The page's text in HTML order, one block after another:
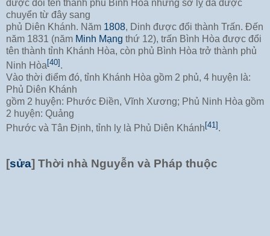
được đổi tên thành phủ Bình Hòa nhưng sở lỵ đã được
chuyển từ đây sang
phủ Diên Khánh. Năm 1808, Dinh được đổi thành Trấn. Đến
năm 1831 (năm Minh Mạng thứ 12), trấn Bình Hòa được đổi
tên thành tỉnh Khánh Hòa, còn phủ Bình Hòa trở thành phủ
Ninh Hòa[40] .
Vào thời điểm đó, tỉnh Khánh Hòa gồm 2 phủ, 4 huyện là:
Phủ Diên Khánh
gồm 2 huyện: Phước Ðiền, Vĩnh Xương; Phủ Ninh Hòa gồm
2 huyện: Quảng
Phước và Tân Ðịnh, tỉnh lỵ là Phủ Diên Khánh [41] .
[sửa] Thời nhà Nguyễn và Pháp thuộc